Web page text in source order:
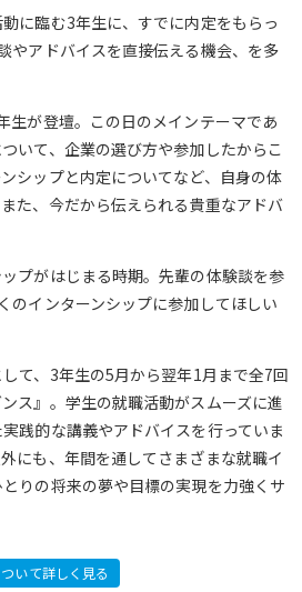
に臨む3年生に、すでに内定をもらっ
やアドバイスを直接伝える機会、を多
生が登壇。この日のメインテーマであ
いて、企業の選び方や参加したからこ
シップと内定についてなど、自身の体
た、今だから伝えられる貴重なアドバ
プがはじまる時期。先輩の体験談を参
のインターンシップに参加してほしい
て、3年生の5月から翌年1月まで全7回
ス』。学生の就職活動がスムーズに進
践的な講義やアドバイスを行っていま
にも、年間を通してさまざまな就職イ
りの将来の夢や目標の実現を力強くサ
いて詳しく見る